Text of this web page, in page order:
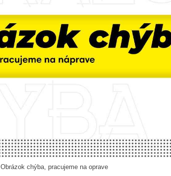
Obrázok chýba, pracujeme na oprave